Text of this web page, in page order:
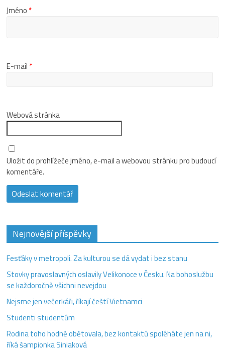
Jméno *
E-mail *
Webová stránka
Uložit do prohlížeče jméno, e-mail a webovou stránku pro budoucí
komentáře.
Nejnovější příspěvky
Fesťáky v metropoli. Za kulturou se dá vydat i bez stanu
Stovky pravoslavných oslavily Velikonoce v Česku. Na bohoslužbu
se každoročně všichni nevejdou
Nejsme jen večerkáři, říkají čeští Vietnamci
Studenti studentům
Rodina toho hodně obětovala, bez kontaktů spoléháte jen na ni,
říká šampionka Siniaková